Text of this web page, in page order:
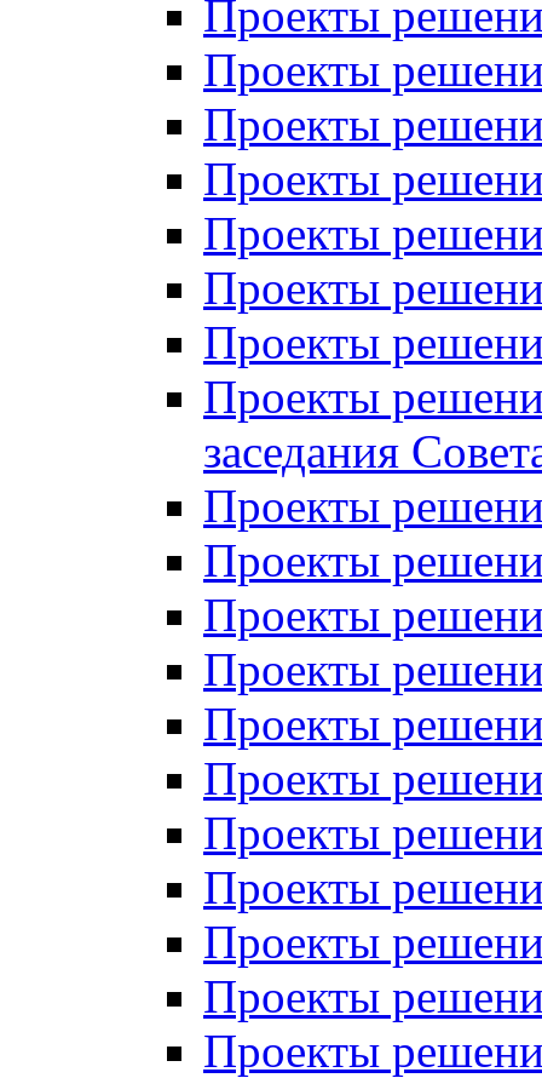
Проекты
Проекты
Проекты
Проекты
Проекты
Проекты
Проекты
Проекты
заседания
Проекты
Проекты
Проекты
Проекты
Проекты
Проекты
Проекты
Проекты
Проекты
Проекты
Проекты